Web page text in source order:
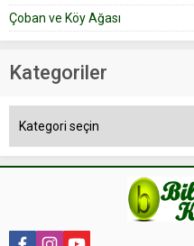
Çoban ve Köy Ağası
Kategoriler